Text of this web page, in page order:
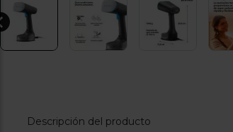
Descripción del producto